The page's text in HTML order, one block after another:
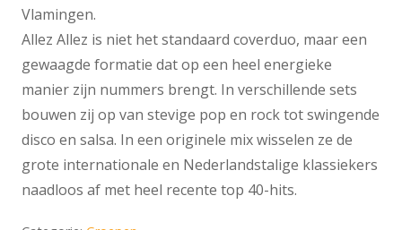
Vlamingen.
Allez Allez is niet het standaard coverduo, maar een
gewaagde formatie dat op een heel energieke
manier zijn nummers brengt. In verschillende sets
bouwen zij op van stevige pop en rock tot swingende
disco en salsa. In een originele mix wisselen ze de
grote internationale en Nederlandstalige klassiekers
naadloos af met heel recente top 40-hits.